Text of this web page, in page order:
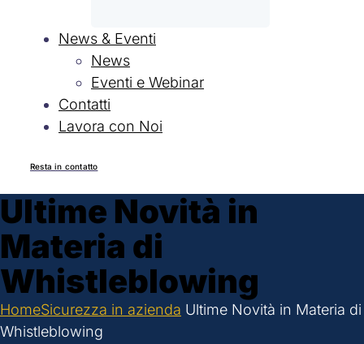
News & Eventi
News
Eventi e Webinar
Contatti
Lavora con Noi
Resta in contatto
Ultime Novità in
Materia di
Whistleblowing
HomeSicurezza in azienda Ultime Novità in Materia di
Whistleblowing